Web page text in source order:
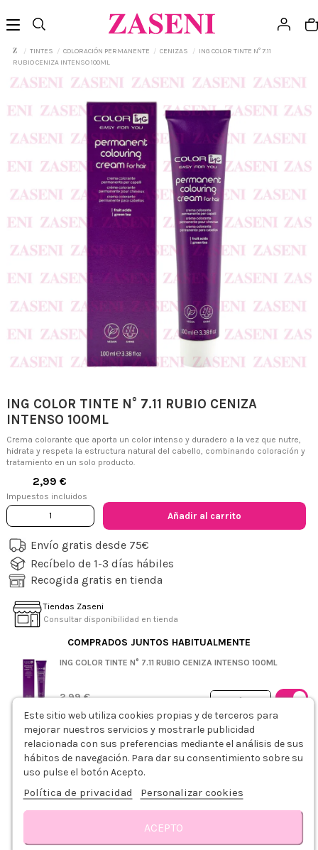
TINTES COLORACIÓN PERMANENTE CENIZAS
ING COLOR TINTE N° 7.11
RUBIO CENIZA INTENSO 100ML
ING COLOR TINTE N° 7.11 RUBIO CENIZA
INTENSO 100ML
Crema colorante que aporta un color intenso y duradero a la vez que nutre,
hidrata y respeta la estructura natural del cabello, combinando coloración y
tratamiento en un solo producto.
2,99 €
Impuestos incluidos
Añadir al carrito
Envío gratis desde 75€
Recíbelo de 1-3 días hábiles
Recogida gratis en tienda
Tiendas Zaseni
Consultar disponibilidad en tienda
COMPRADOS JUNTOS HABITUALMENTE
ING COLOR TINTE N° 7.11 RUBIO CENIZA INTENSO 100ML
2,99 €
+
ING COLOR OXIDANTE 20VOL. 6% 1000ML
3,79 €
PLASTICAPS PEINADOR DESECHABLE AZUL 5UDS
0,75 €
Este sitio web utiliza cookies propias y de terceros para
mejorar nuestros servicios y mostrarle publicidad
relacionada con sus preferencias mediante el análisis de sus
hábitos de navegación. Para dar su consentimiento sobre su
uso pulse el botón Acepto.
Política de privacidad Personalizar cookies
ACEPTO